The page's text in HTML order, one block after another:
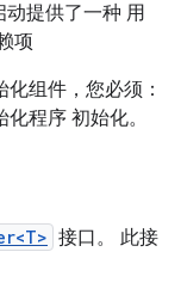
提供了一种 用
项
组件，您必须：
程序 初始化。
接口。 此接